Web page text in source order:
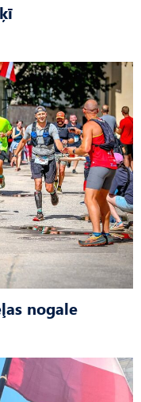
nogale